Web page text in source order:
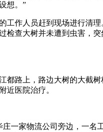
想。”
作人员赶到现场进行清理
检查大树并未遭到虫害，
路上，路边大树的大截树
近医院治疗。
一家物流公司旁边，一名